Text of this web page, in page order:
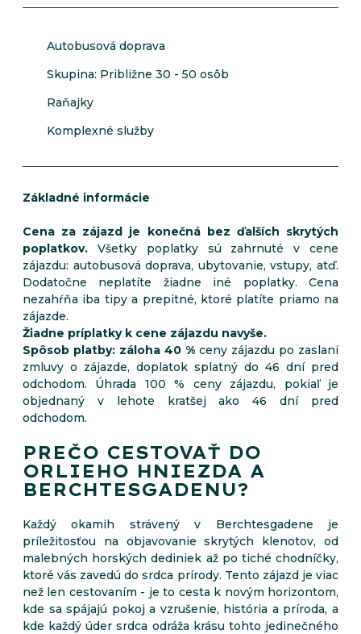
Autobusová doprava
Skupina: Približne 30 - 50 osôb
Raňajky
Komplexné služby
Základné informácie
Cena za zájazd je konečná bez ďalších skrytých
poplatkov. Všetky poplatky sú zahrnuté v cene
zájazdu: autobusová doprava, ubytovanie, vstupy, atď.
Dodatočne neplatíte žiadne iné poplatky. Cena
nezahŕňa iba tipy a prepitné, ktoré platíte priamo na
zájazde.
Žiadne príplatky k cene zájazdu navyše.
Spôsob platby: záloha 40 % ceny zájazdu po zaslaní
zmluvy o zájazde, doplatok splatný do 46 dní pred
odchodom. Úhrada 100 % ceny zájazdu, pokiaľ je
objednaný v lehote kratšej ako 46 dní pred
odchodom.
PREČO CESTOVAŤ DO
ORLIEHO HNIEZDA A
BERCHTESGADENU?
Každý okamih strávený v Berchtesgadene je
príležitosťou na objavovanie skrytých klenotov, od
malebných horských dediniek až po tiché chodníčky,
ktoré vás zavedú do srdca prírody. Tento zájazd je viac
než len cestovaním - je to cesta k novým horizontom,
kde sa spájajú pokoj a vzrušenie, história a príroda, a
kde každý úder srdca odráža krásu tohto jedinečného